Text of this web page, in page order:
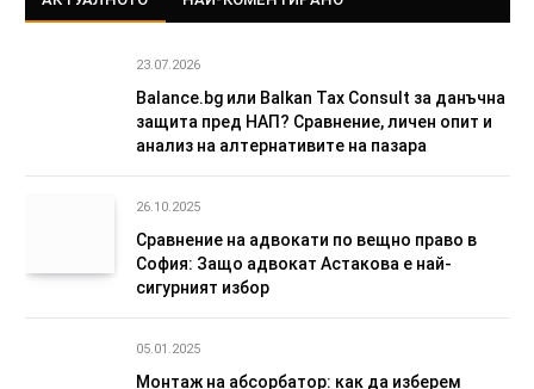
23.07.2026
Balance.bg или Balkan Tax Consult за данъчна
защита пред НАП? Сравнение, личен опит и
анализ на алтернативите на пазара
26.10.2025
Сравнение на адвокати по вещно право в
София: Защо адвокат Астакова е най-
сигурният избор
05.01.2025
Монтаж на абсорбатор: как да изберем